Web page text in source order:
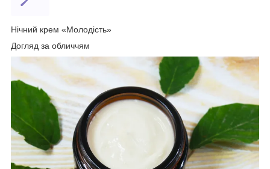
Нічний крем «Молодість»
Догляд за обличчям